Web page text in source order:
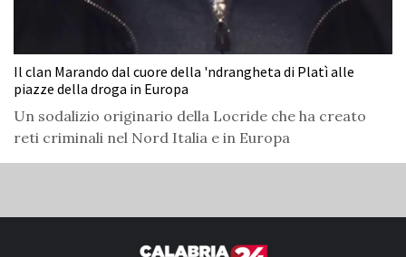
Il clan Marando dal cuore della 'ndrangheta di Platì alle
piazze della droga in Europa
Un sodalizio originario della Locride che ha creato
reti criminali nel Nord Italia e in Europa